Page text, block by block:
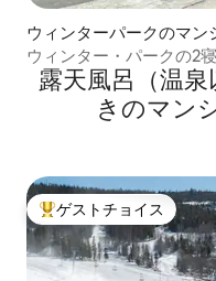
ウィンターパークのマン
ウィンター・パークの2
露天風呂（温
きのマン
大好評のゲストチョイス
ゲストチョイス